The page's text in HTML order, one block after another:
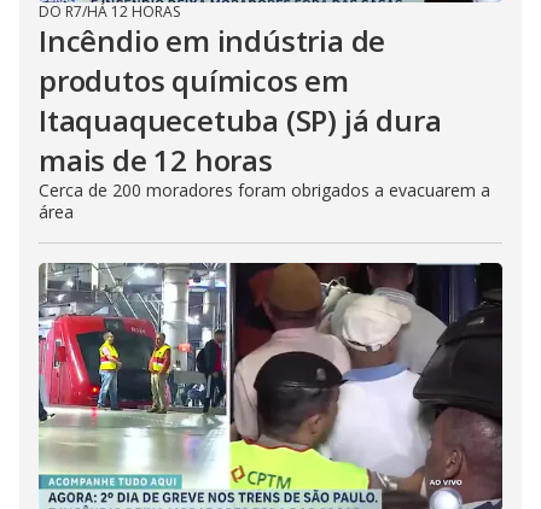
DO R7/HÁ 12 HORAS
Incêndio em indústria de
produtos químicos em
Itaquaquecetuba (SP) já dura
mais de 12 horas
Cerca de 200 moradores foram obrigados a evacuarem a
área